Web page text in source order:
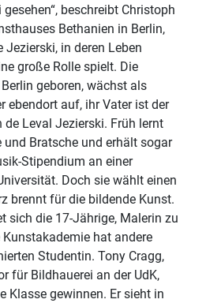
beschreibt Christoph
Bethanien in Berlin,
in deren Leben
große Rolle spielt. Die
geboren, wächst als
ebendort auf, ihr Vater ist der
Leval Jezierski. Früh lernt
und Bratsche und erhält sogar
Stipendium an einer
Doch sie wählt einen
brennt für die bildende Kunst.
sich die 17-Jährige, Malerin zu
hat andere
Studentin. Tony Cragg,
für Bildhauerei an der UdK,
Klasse gewinnen. Er sieht in